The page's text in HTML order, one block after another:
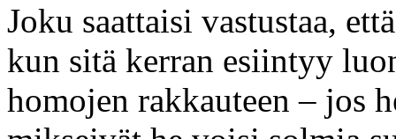
Joku saattaisi vastustaa,
kun sitä kerran esiintyy
homojen rakkauteen – jos